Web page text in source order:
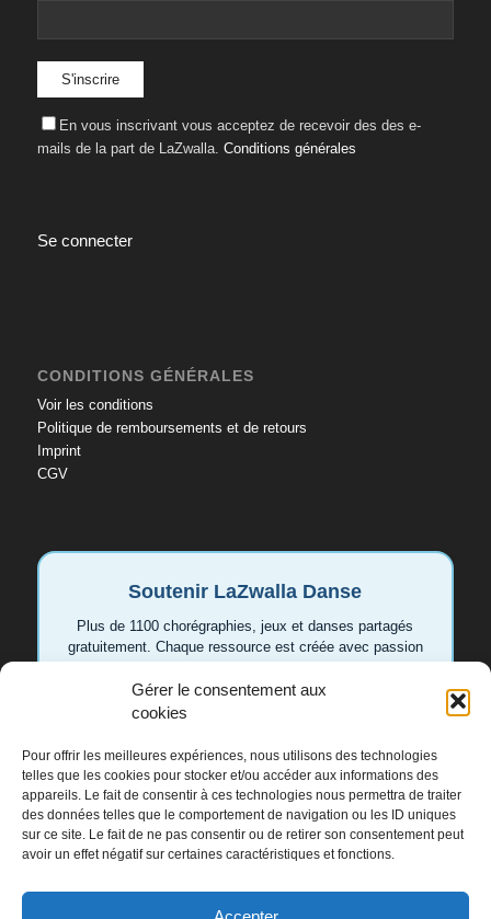
Gérer le consentement aux
cookies
Pour offrir les meilleures expériences, nous utilisons des technologies
telles que les cookies pour stocker et/ou accéder aux informations des
appareils. Le fait de consentir à ces technologies nous permettra de traiter
des données telles que le comportement de navigation ou les ID uniques
sur ce site. Le fait de ne pas consentir ou de retirer son consentement peut
avoir un effet négatif sur certaines caractéristiques et fonctions.
En vous inscrivant vous acceptez de recevoir des des e-
mails de la part de LaZwalla. Conditions générales
Se connecter
CONDITIONS GÉNÉRALES
Voir les conditions
Politique de remboursements et de retours
Imprint
CGV
Soutenir LaZwalla Danse
Plus de 1100 chorégraphies, jeux et danses partagés
gratuitement. Chaque ressource est créée avec passion
soutien permet de continuer à développer de nouvelles
Soutenir LaZwalla
Merci de tout cœur 💛